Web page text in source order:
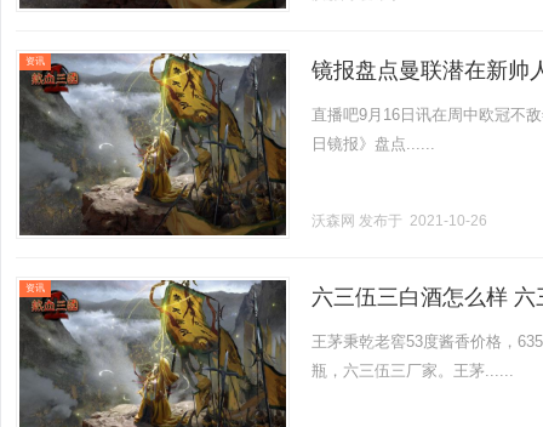
资讯 镜报盘点曼联潜在新帅
直播吧9月16日讯在周中欧冠不
日镜报》盘点......
沃森网 发布于 2021-10-26
资讯 六三伍三白酒怎么样
王茅秉乾老窖53度酱香价格，
瓶，六三伍三厂家。王茅......